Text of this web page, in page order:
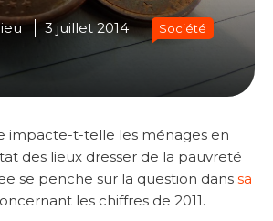
3 juillet 2014 Société
impacte-t-telle les ménages en
des lieux dresser de la pauvreté
se penche sur la question dans sa
les chiffres de 2011.